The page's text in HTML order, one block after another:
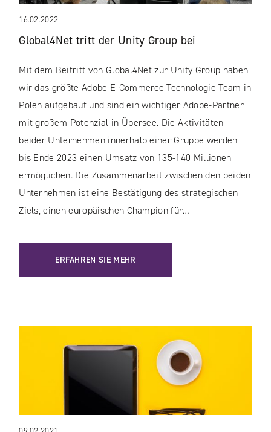
16.02.2022
Global4Net tritt der Unity Group bei
Mit dem Beitritt von Global4Net zur Unity Group haben
wir das größte Adobe E-Commerce-Technologie-Team in
Polen aufgebaut und sind ein wichtiger Adobe-Partner
mit großem Potenzial in Übersee. Die Aktivitäten
beider Unternehmen innerhalb einer Gruppe werden
bis Ende 2023 einen Umsatz von 135-140 Millionen
ermöglichen. Die Zusammenarbeit zwischen den beiden
Unternehmen ist eine Bestätigung des strategischen
Ziels, einen europäischen Champion für…
ERFAHREN SIE MEHR